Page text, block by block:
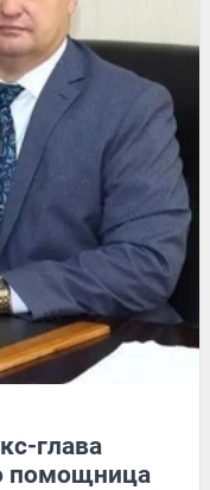
глава
помощница